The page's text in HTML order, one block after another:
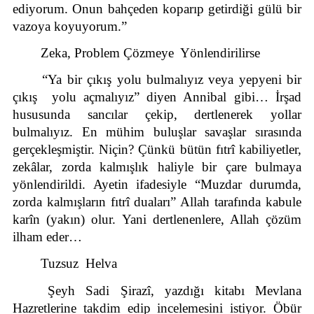
ediyorum. Onun bahçeden koparıp getirdiği gülü bir
vazoya koyuyorum.”
Zeka, Problem Çözmeye  Yönlendirilirse
“Ya bir çıkış yolu bulmalıyız veya yepyeni bir
çıkış  yolu açmalıyız” diyen Annibal gibi… İrşad
hususunda sancılar çekip, dertlenerek yollar
bulmalıyız. En mühim buluşlar savaşlar sırasında
gerçekleşmiştir. Niçin? Çünkü bütün fıtrî kabiliyetler,
zekâlar, zorda kalmışlık haliyle bir çare bulmaya
yönlendirildi. Ayetin ifadesiyle “Muzdar durumda,
zorda kalmışların fıtrî duaları” Allah tarafında kabule
karîn (yakın) olur. Yani dertlenenlere, Allah çözüm
ilham eder…
Tuzsuz  Helva
Şeyh Sadi Şirazî, yazdığı kitabı Mevlana
Hazretlerine takdim edip incelemesini istiyor. Öbür